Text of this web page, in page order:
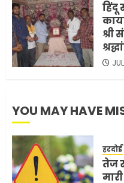
5
हिंदू
श्री
YOU MAY HAVE
हरदोई
तेज